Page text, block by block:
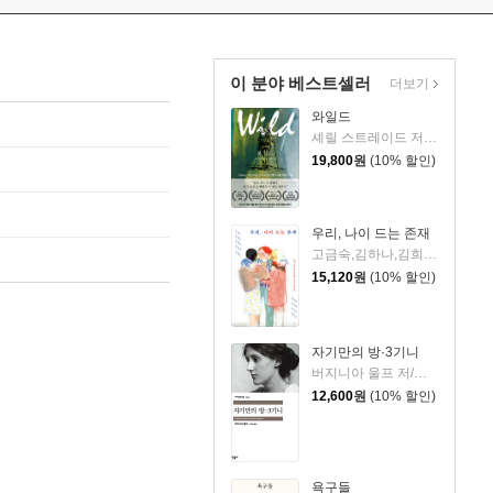
이 분야 베스트셀러
와일드
셰릴 스트레이드 저/우진하 역
19,800원 (10% 할인)
우리, 나이 드는 존재
고금숙,김하나,김희경,송은혜,신혜우,윤정원,이라영,정수윤,정희진 저
15,120원 (10% 할인)
자기만의 방·3기니
버지니아 울프 저/이미애 역
12,600원 (10% 할인)
욕구들
더보기